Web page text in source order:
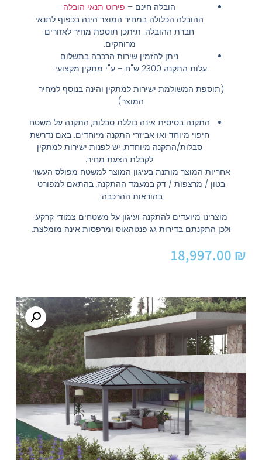
הובלה חינם – פירוט תנאי הובלה
ההובלה הכלולה במחיר המוצר הינה בכפוף לתנאי
חברת ההובלה. תיתכן תוספת מחיר לאזורים
מרוחקים.
ניתן להזמין שירות הרכבה בתשלום
עלות התקנה 2300 ש"ח – ע"י מתקין מקצועי
(תוספת המשולמת ישירות למתקין והינה בנוסף למחיר
המוצר)
התקנה בסיסית אינה כוללת סבלות, התקנה על משטח
חיפוי מיוחד ואו אביזרי התקנה מיוחדים. באם נדרשת
סבלות/התקנה מיוחדת, יש לפנות ישירות למתקין
לקבלת הצעת מחיר.
אחריות המוצר מותנת בעיגון המוצר למשטח מפולס העשוי
בטון / מרצפות / דק במעמד ההתקנה, בהתאם למפורט
בהוראות ההרכבה.
מוצרינו מיועדים להתקנה ועיגון על משטחים צמודי קרקע,
ולכן התקנתם בדירות גג פנטהאוס ומרפסות אינה מומלצת.
18,997.00 ₪